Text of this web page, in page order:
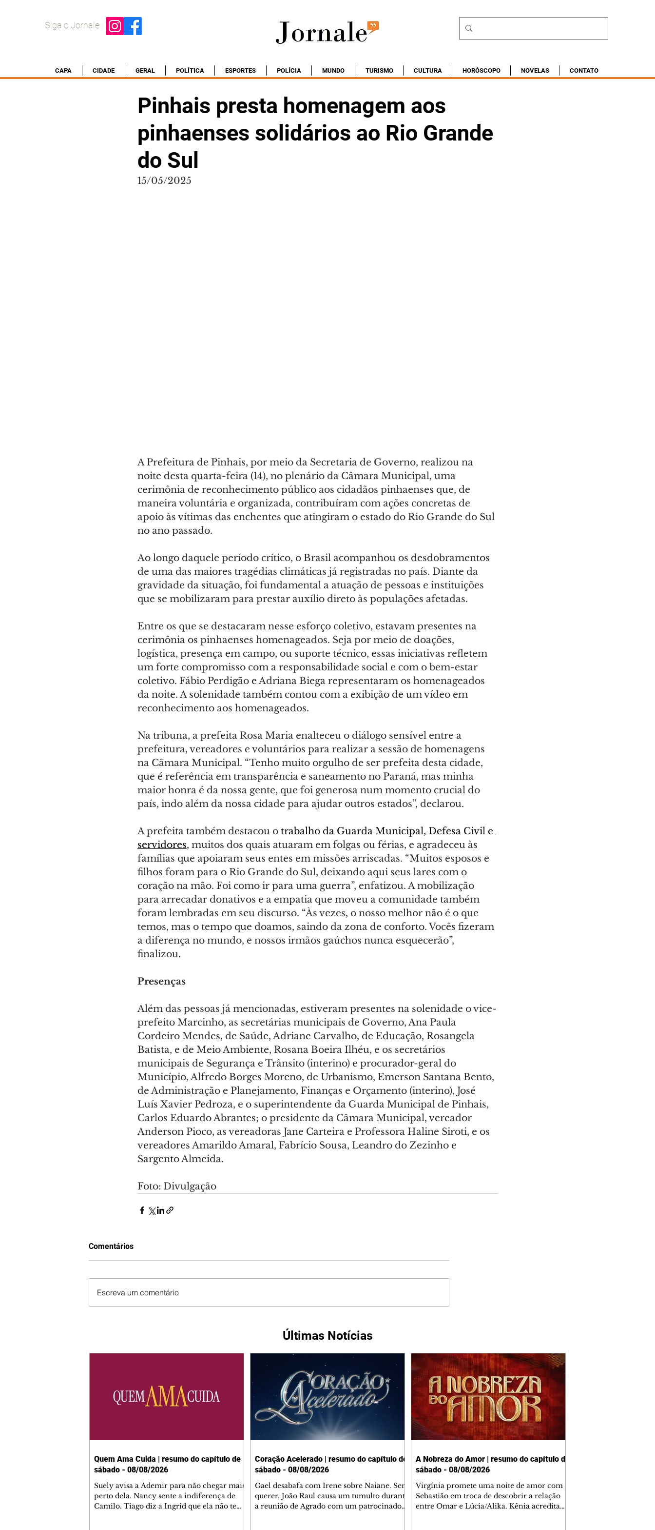
Siga o Jornale
CAPA CIDADE GERAL POLÍTICA ESPORTES POLÍCIA MUNDO TURISMO CULTURA HORÓSCOPO NOVELAS CONTATO
Pinhais presta homenagem aos
pinhaenses solidários ao Rio Grande
do Sul
15/05/2025
A Prefeitura de Pinhais, por meio da Secretaria de Governo, realizou na
noite desta quarta-feira (14), no plenário da Câmara Municipal, uma
cerimônia de reconhecimento público aos cidadãos pinhaenses que, de
maneira voluntária e organizada, contribuíram com ações concretas de
apoio às vítimas das enchentes que atingiram o estado do Rio Grande do Sul
no ano passado.
Ao longo daquele período crítico, o Brasil acompanhou os desdobramentos
de uma das maiores tragédias climáticas já registradas no país. Diante da
gravidade da situação, foi fundamental a atuação de pessoas e instituições
que se mobilizaram para prestar auxílio direto às populações afetadas.
Entre os que se destacaram nesse esforço coletivo, estavam presentes na
cerimônia os pinhaenses homenageados. Seja por meio de doações,
logística, presença em campo, ou suporte técnico, essas iniciativas refletem
um forte compromisso com a responsabilidade social e com o bem-estar
coletivo. Fábio Perdigão e Adriana Biega representaram os homenageados
da noite. A solenidade também contou com a exibição de um vídeo em
reconhecimento aos homenageados.
Na tribuna, a prefeita Rosa Maria enalteceu o diálogo sensível entre a
prefeitura, vereadores e voluntários para realizar a sessão de homenagens
na Câmara Municipal. “Tenho muito orgulho de ser prefeita desta cidade,
que é referência em transparência e saneamento no Paraná, mas minha
maior honra é da nossa gente, que foi generosa num momento crucial do
país, indo além da nossa cidade para ajudar outros estados”, declarou.
A prefeita também destacou o trabalho da Guarda Municipal, Defesa Civil e
servidores, muitos dos quais atuaram em folgas ou férias, e agradeceu às
famílias que apoiaram seus entes em missões arriscadas. “Muitos esposos e
filhos foram para o Rio Grande do Sul, deixando aqui seus lares com o
coração na mão. Foi como ir para uma guerra”, enfatizou. A mobilização
para arrecadar donativos e a empatia que moveu a comunidade também
foram lembradas em seu discurso. “Às vezes, o nosso melhor não é o que
temos, mas o tempo que doamos, saindo da zona de conforto. Vocês fizeram
a diferença no mundo, e nossos irmãos gaúchos nunca esquecerão”,
finalizou.
Presenças
Além das pessoas já mencionadas, estiveram presentes na solenidade o vice-
prefeito Marcinho, as secretárias municipais de Governo, Ana Paula
Cordeiro Mendes, de Saúde, Adriane Carvalho, de Educação, Rosangela
Batista, e de Meio Ambiente, Rosana Boeira Ilhéu, e os secretários
municipais de Segurança e Trânsito (interino) e procurador-geral do
Município, Alfredo Borges Moreno, de Urbanismo, Emerson Santana Bento,
de Administração e Planejamento, Finanças e Orçamento (interino), José
Luís Xavier Pedroza, e o superintendente da Guarda Municipal de Pinhais,
Carlos Eduardo Abrantes; o presidente da Câmara Municipal, vereador
Anderson Pioco, as vereadoras Jane Carteira e Professora Haline Siroti, e os
vereadores Amarildo Amaral, Fabrício Sousa, Leandro do Zezinho e
Sargento Almeida.
Foto: Divulgação
Comentários
Escreva um comentário
Últimas Notícias
Quem Ama Cuida | resumo do capítulo de
sábado - 08/08/2026
Suely avisa a Ademir para não chegar mais
perto dela. Nancy sente a indiferença de
Camilo. Tiago diz a Ingrid que ela não tem
Coração Acelerado | resumo do capítulo de
sábado - 08/08/2026
Gael desabafa com Irene sobre Naiane. Sem
querer, João Raul causa um tumulto durante
a reunião de Agrado com um patrocinador.
A Nobreza do Amor | resumo do capítulo de
sábado - 08/08/2026
Virgínia promete uma noite de amor com
Sebastião em troca de descobrir a relação
entre Omar e Lúcia/Alika. Kênia acredita